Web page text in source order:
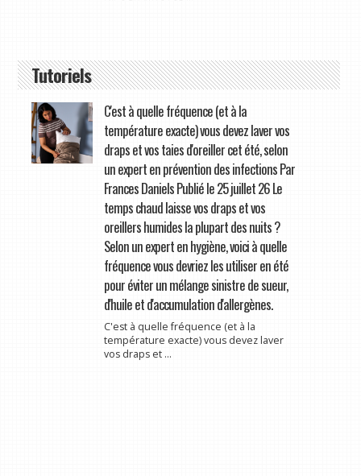
Tutoriels
C'est à quelle fréquence (et à la
température exacte) vous devez laver vos
draps et vos taies d'oreiller cet été, selon
un expert en prévention des infections Par
Frances Daniels Publié le 25 juillet 26 Le
temps chaud laisse vos draps et vos
oreillers humides la plupart des nuits ?
Selon un expert en hygiène, voici à quelle
fréquence vous devriez les utiliser en été
pour éviter un mélange sinistre de sueur,
d'huile et d'accumulation d'allergènes.
C'est à quelle fréquence (et à la
température exacte) vous devez laver
vos draps et ...